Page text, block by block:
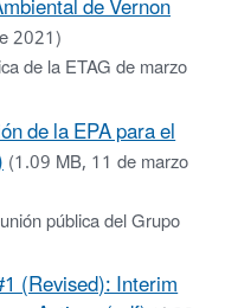
de Vernon
2021)
de la ETAG de marzo
de la EPA para el
(1.09 MB, 11 de marzo
pública del Grupo
(Revised): Interim